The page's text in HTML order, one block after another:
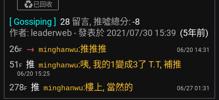
已回收
[ Gossiping ] 28 留言, 推噓總分: -8
作者: leaderweb- 發表於 2021/07/30 15:39 (5年前)
26F → minghanwu:推推推 06/20 14:31
51 F 推 minghanwu:咦, 我的1變成3了 T.T, 補推
06/20 15:25
278F 推 minghanwu:樓上, 當然的 06/27 01:31